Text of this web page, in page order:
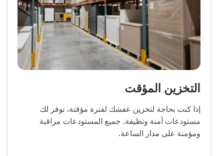
التخزين المؤقت
إذا كنت بحاجة لتخزين عفشك لفترة مؤقتة، نوفر لك
مستودعات آمنة ونظيفة. جميع المستودعات مراقبة
ومؤمنة على مدار الساعة.